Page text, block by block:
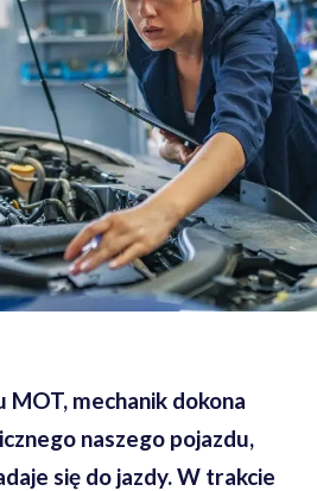
MOT, mechanik dokona
naszego pojazdu,
się do jazdy. W trakcie